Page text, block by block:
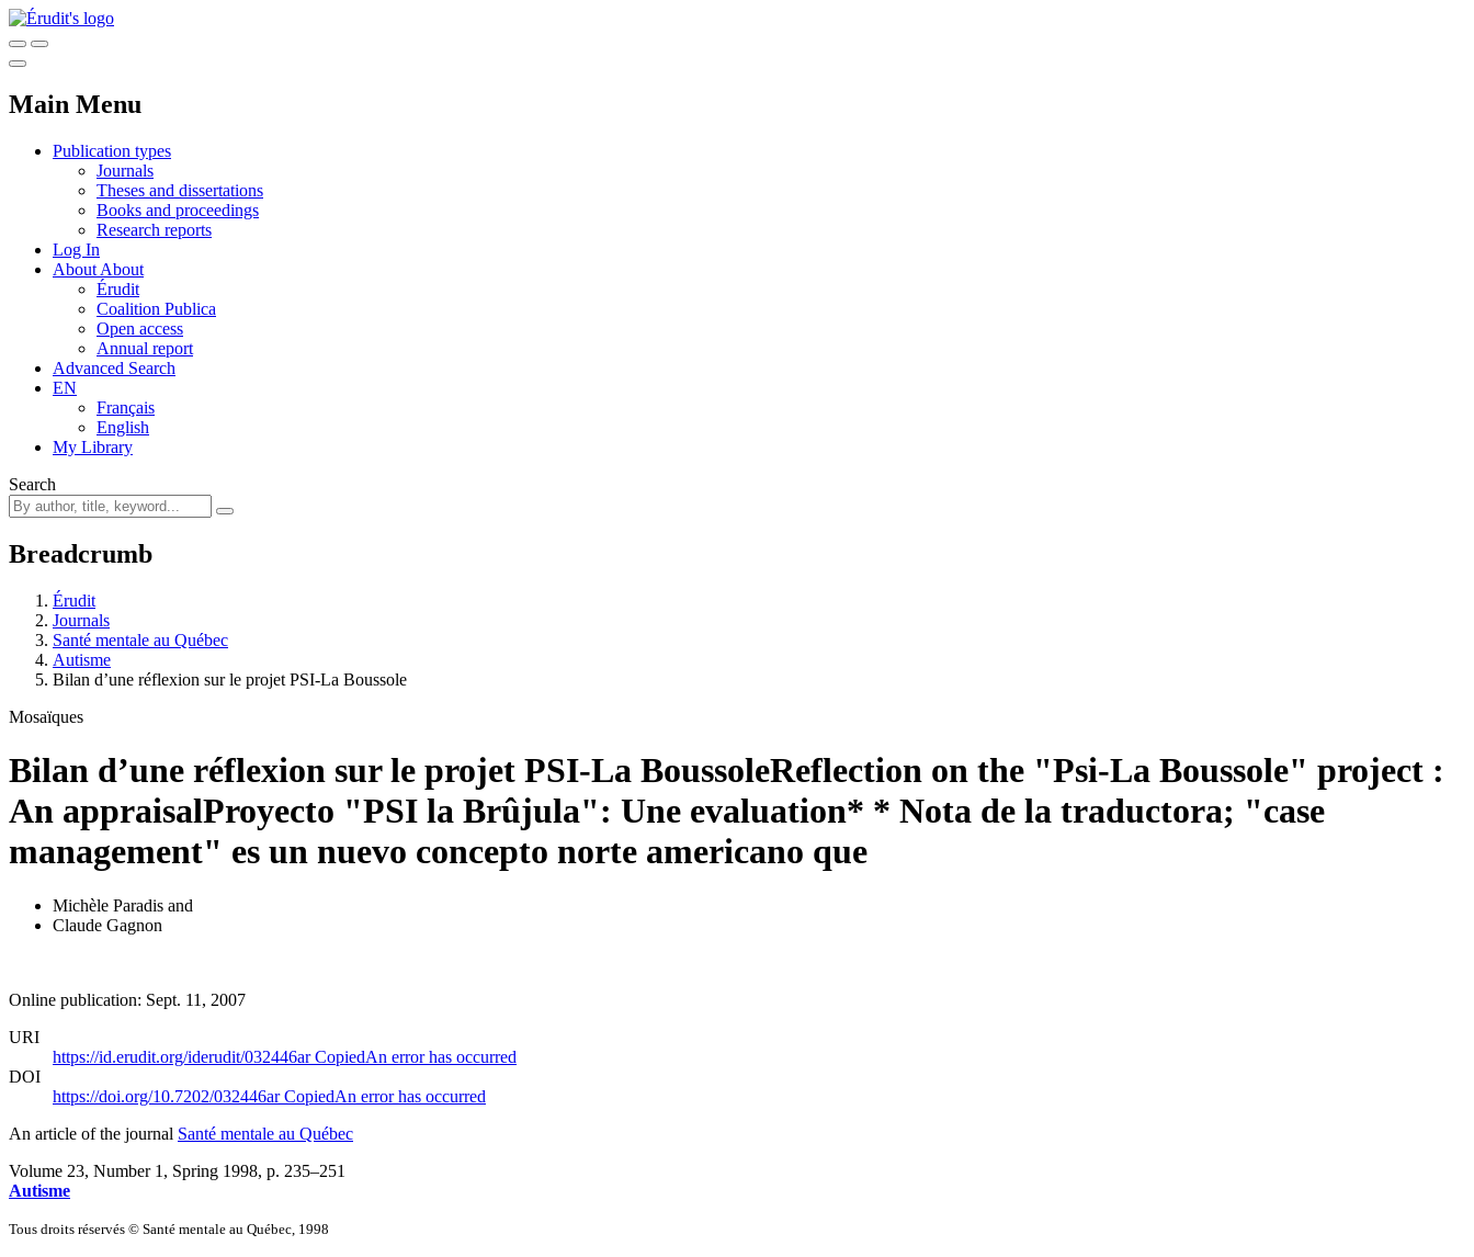
Main Menu
Publication types
Journals
Theses and dissertations
Books and proceedings
Research reports
Log In
About About
Érudit
Coalition Publica
Open access
Annual report
Advanced Search
EN
Français
English
My Library
Search
Breadcrumb
Érudit
Journals
Santé mentale au Québec
Autisme
Bilan d’une réflexion sur le projet PSI-La Boussole
Mosaïques
Bilan d’une réflexion sur le projet PSI-La BoussoleReflection on the "Psi-La Boussole" project :
An appraisalProyecto "PSI la Brûjula": Une evaluation* * Nota de la traductora; "case
management" es un nuevo concepto norte americano que
Michèle Paradis and
Claude Gagnon
Online publication: Sept. 11, 2007
URI
https://id.erudit.org/iderudit/032446arCopiedAn error has occurred
DOI
https://doi.org/10.7202/032446arCopiedAn error has occurred
An article of the journal Santé mentale au Québec
Volume 23, Number 1, Spring 1998, p. 235–251
Autisme
Tous droits réservés © Santé mentale au Québec, 1998